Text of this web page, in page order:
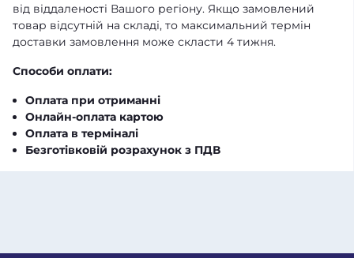
від віддаленості Вашого регіону. Якщо замовлений
товар відсутній на складі, то максимальний термін
доставки замовлення може скласти 4 тижня.
Способи оплати:
Оплата при отриманні
Онлайн-оплата картою
Оплата в терміналі
Безготівковій розрахунок з ПДВ